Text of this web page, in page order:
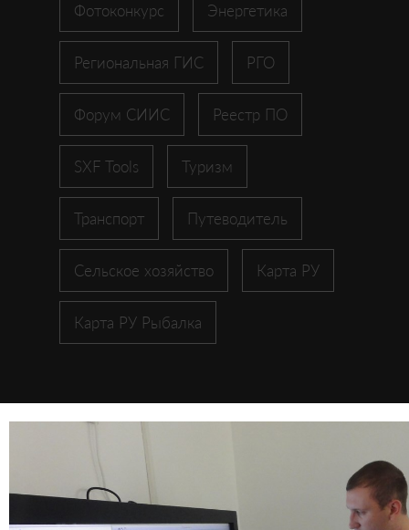
Фотоконкурс Энергетика
Региональная ГИС РГО
Форум СИИС Реестр ПО
SXF Tools Туризм
Транспорт Путеводитель
Сельское хозяйство Карта РУ
Карта РУ Рыбалка